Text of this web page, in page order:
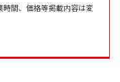
間、価格等掲載内容は変